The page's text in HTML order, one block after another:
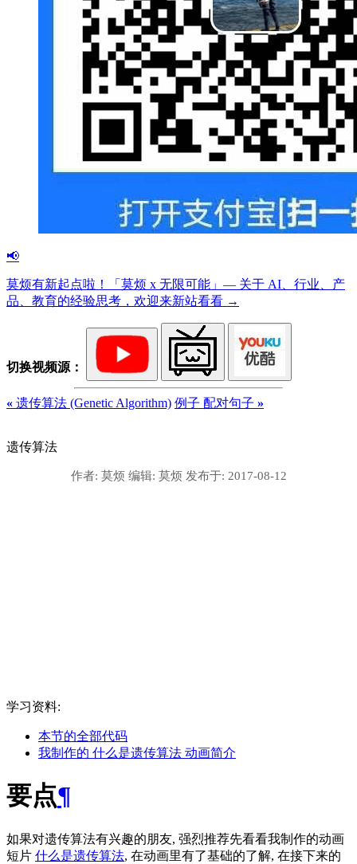
📢
莫烦有新起点啦！「莫烦 x 无限可能」— 关于 AI、行业、产
品、教育的经验思考，欢迎来新站看看 →
切换视频源：
« 遗传算法 (Genetic Algorithm) 例子 配对句子 »
遗传算法
作者: 莫烦 编辑: 莫烦 发布于: 2017-08-12
学习资料:
本节的全部代码
我制作的 什么是遗传算法 动画简介
要点¶
如果对遗传算法有兴趣的朋友, 强烈推荐先看看我制作的动画
短片 什么是遗传算法, 在动画里有了基础的了解, 在接下来的